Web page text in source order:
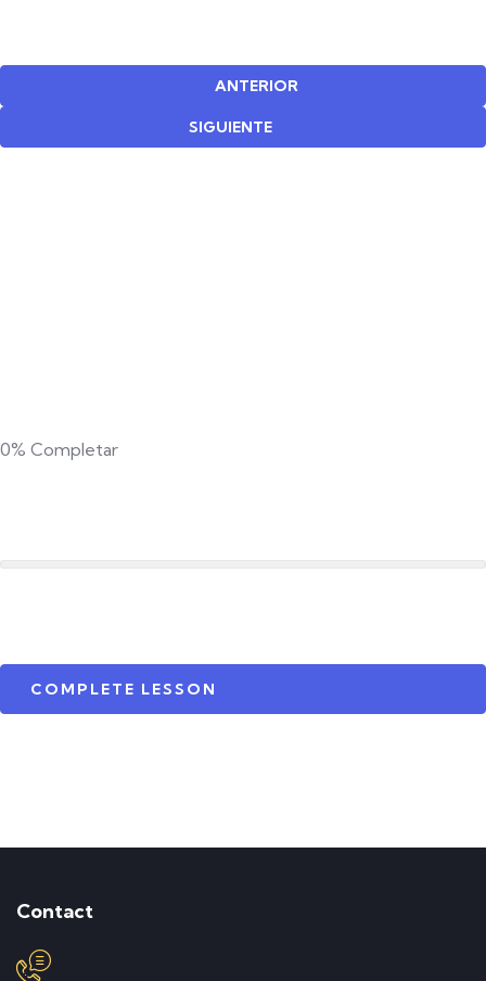
ANTERIOR
SIGUIENTE
0% Completar
COMPLETE LESSON
Contact